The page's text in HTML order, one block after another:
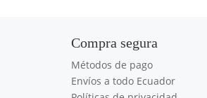
Compra segura
Métodos de pago
Envíos a todo Ecuador